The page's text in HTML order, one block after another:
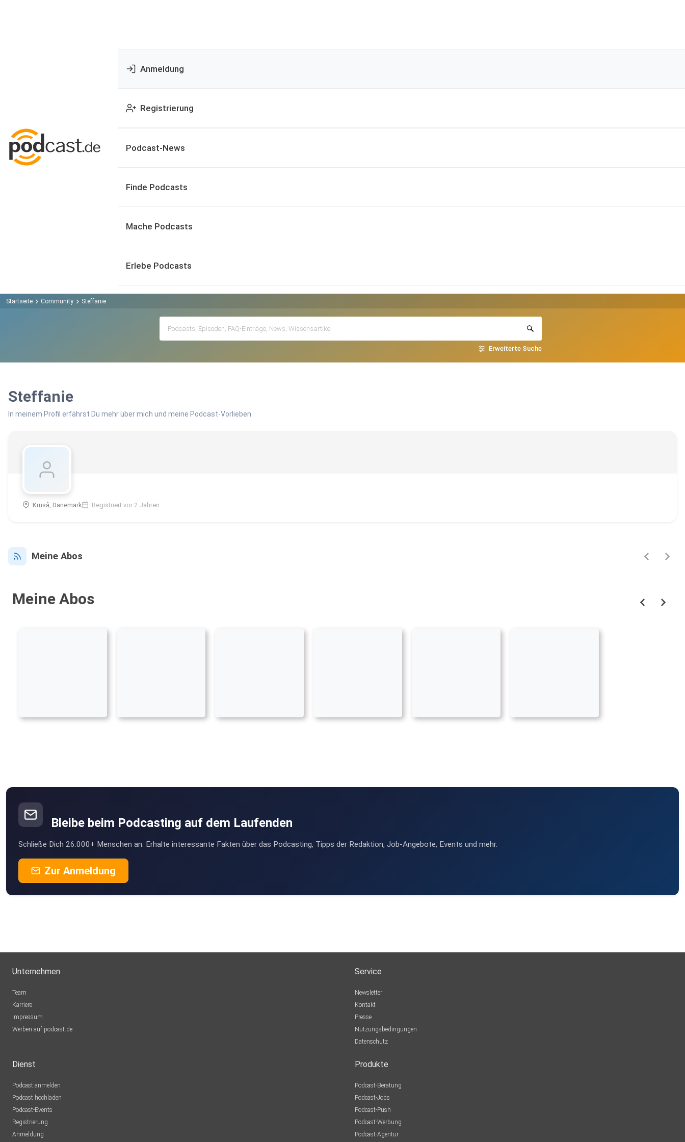
Anmeldung
Registrierung
Podcast-News
Finde Podcasts
Mache Podcasts
Erlebe Podcasts
Startseite Community Steffanie
Erweiterte Suche
Steffanie
In meinem Profil erfährst Du mehr über mich und meine Podcast-Vorlieben.
Kruså, Dänemark Registriert vor 2 Jahren
Meine Abos
Meine Abos
Bleibe beim Podcasting auf dem Laufenden
Schließe Dich 26.000+ Menschen an. Erhalte interessante Fakten über das Podcasting, Tipps der Redaktion, Job-Angebote, Events und mehr.
Zur Anmeldung
Unternehmen
Team
Karriere
Impressum
Werben auf podcast.de
Service
Newsletter
Kontakt
Presse
Nutzungsbedingungen
Datenschutz
Dienst
Podcast anmelden
Podcast hochladen
Podcast-Events
Registrierung
Anmeldung
Produkte
Podcast-Beratung
Podcast-Jobs
Podcast-Push
Podcast-Werbung
Podcast-Agentur